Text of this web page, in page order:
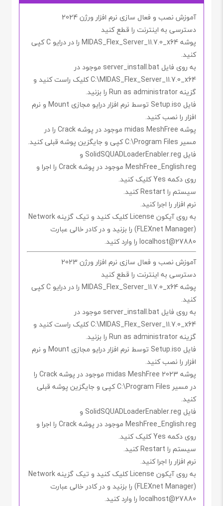
آموزش نصب و فعال سازی نرم افزار ورژن 2024
دسترسی به اینترنت را قطع کنید
پوشهMIDAS_Flex_Server_11.7.0_x64 را در درایوCکپی
کنید.
به روی فایل server_install.bat موجود در
C:\MIDAS_Flex_Server_11.7.0_x64کلیک راست کنید و
گزینهRun as administrator را بزنید.
فایل Setup.iso توسط نرم افزار درایو مجازی Mount و نرم
افزار را نصب کنید.
پوشه midas MeshFree موجود در پوشهCrack را در
مسیرC:\Program Filesکپی و جایگزین پوشه قبلی کنید.
فایل SolidSQUADLoaderEnabler.reg و
MeshFree_English.reg موجود در پوشهCrack را اجرا و
روی دکمه Yesکلیک کنید.
سیستم را Restartکنید.
نرم افزار را اجرا کنید.
به روی آیکون
کلیک کنید و تیک گزینهNetwork
(FLEXnet Manager) را بزنید و در کادر خالی عبارت
27880@localhost
را وارد کنید.
آموزش نصب و فعال سازی نرم افزار ورژن 2023
دسترسی به اینترنت را قطع کنید
پوشهMIDAS_Flex_Server_11.7.0_x64 را در درایوCکپی
کنید.
به روی فایل server_install.bat موجود در
C:\MIDAS_Flex_Server_11.7.0_x64کلیک راست کنید و
گزینهRun as administrator را بزنید.
فایل Setup.iso توسط نرم افزار درایو مجازی Mount و نرم
افزار را نصب کنید.
پوشه midas MeshFree 2023 موجود در پوشهCrack را
در مسیرC:\Program Filesکپی و جایگزین پوشه قبلی
کنید.
فایل SolidSQUADLoaderEnabler.reg و
MeshFree_English.reg موجود در پوشهCrack را اجرا و
روی دکمه Yesکلیک کنید.
سیستم را Restartکنید.
نرم افزار را اجرا کنید.
به روی آیکون
کلیک کنید و تیک گزینهNetwork
(FLEXnet Manager) را بزنید و در کادر خالی عبارت
27880@localhost
را وارد کنید.